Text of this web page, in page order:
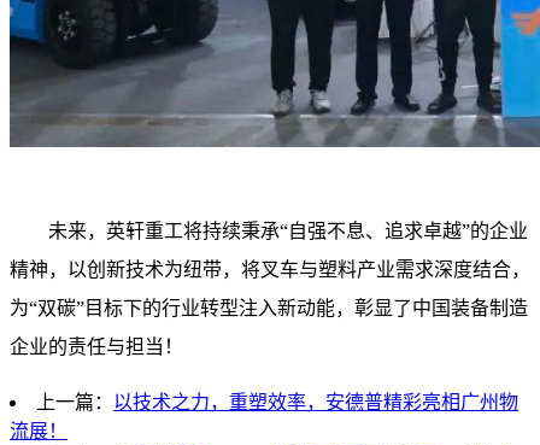
未来，英轩重工将持续秉承“自强不息、追求卓越”的企业
精神，以创新技术为纽带，将叉车与塑料产业需求深度结合，
为“双碳”目标下的行业转型注入新动能，彰显了中国装备制造
企业的责任与担当！
上一篇： 以技术之力，重塑效率，安德普精彩亮相广州物
流展！